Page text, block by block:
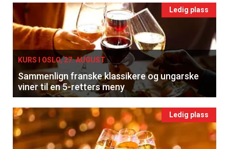
Ledig plass
KURS I OSLO, 27. AUGUST
Sammenlign franske klassikere og ungarske
viner til en 5-retters meny
Ledig plass